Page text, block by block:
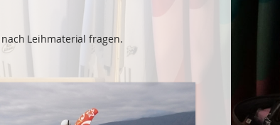
Leihmaterial fragen.